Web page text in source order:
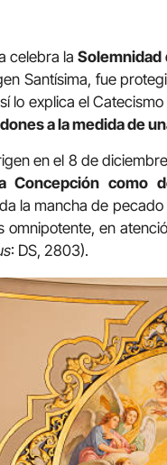
celebra laSolemnidad
Santísima, fue
lo explica el
a la medida de
en el 8 de
Concepción como
la mancha de
omnipotente, en
: DS, 2803).